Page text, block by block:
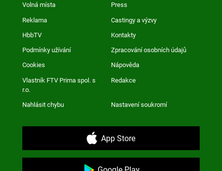
Volná místa Press
Reklama Castingy a výzvy
HbbTV Kontakty
Podmínky užívání Zpracování osobních údajů
Cookies Nápověda
Vlastník FTV Prima spol. s
r.o.
Redakce
Nahlásit chybu Nastavení soukromí
App Store